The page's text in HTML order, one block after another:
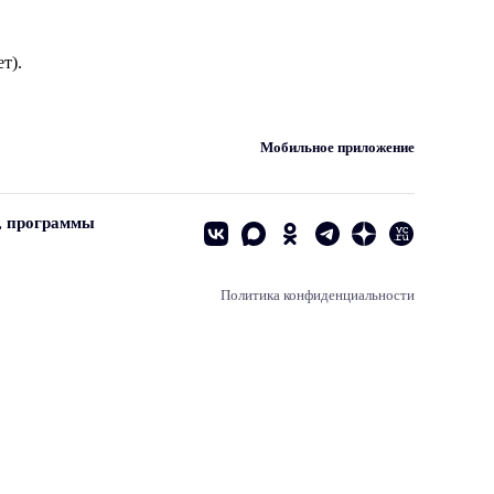
Мобильное приложение
программы
Политика конфиденциальности